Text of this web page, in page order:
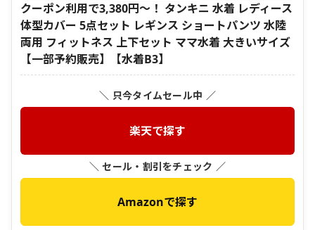
クーポン利用で3,380円〜！ タンキニ 水着 レディース
体型カバー 5点セット レギンス ショートパンツ 水陸
両用 フィットネス 上下セット ママ水着 大きいサイズ
【一部予約販売】【水着B3】
＼ 只今タイムセール中 ／
楽天で探す
＼ セール・割引をチェック ／
Amazonで探す